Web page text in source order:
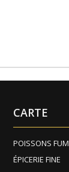
CARTE
POISSONS
ÉPICERIE FINE